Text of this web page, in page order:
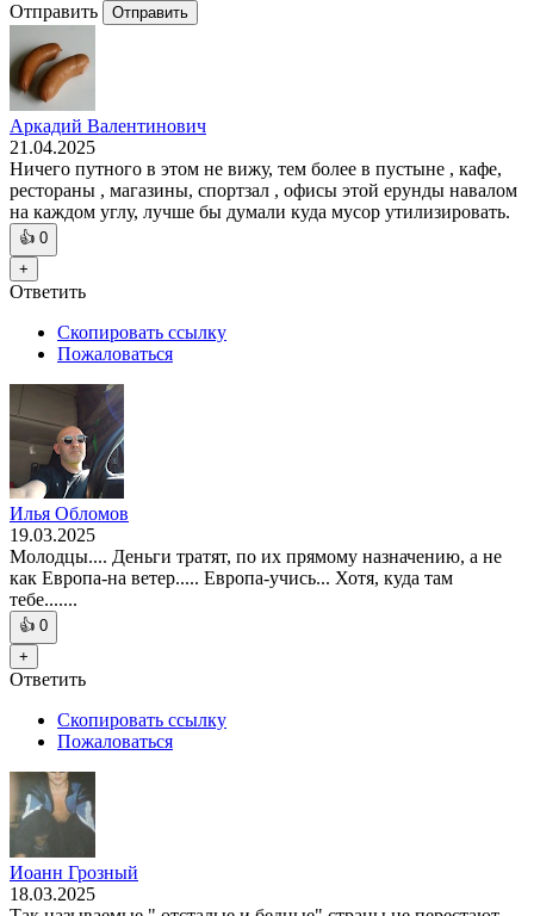
Отправить Отправить
Аркадий Валентинович
21.04.2025
Ничего путного в этом не вижу, тем более в пустыне , кафе,
рестораны , магазины, спортзал , офисы этой ерунды навалом
на каждом углу, лучше бы думали куда мусор утилизировать.
👍 0
+
Ответить
Скопировать ссылку
Пожаловаться
Илья Обломов
19.03.2025
Молодцы.... Деньги тратят, по их прямому назначению, а не
как Европа-на ветер..... Европа-учись... Хотя, куда там
тебе.......
👍 0
+
Ответить
Скопировать ссылку
Пожаловаться
Иоанн Грозный
18.03.2025